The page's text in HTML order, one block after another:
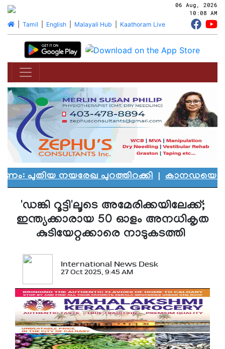
06 Aug, 2026
10:08 AM
| Tamil English| Malayali Hub Kaathoram Live
നയരേഖ പുറത്തിറക്കി|കാനഡയെ
'ഡങ്കി റൂട്ടി'ലൂടെ അമേരിക്കയിലേക്ക്;
ഇന്ത്യക്കാരായ 50 ഓളം അനധികൃത
കുടിയേറ്റക്കാരെ നാടുകടത്തി
International News Desk
27 Oct 2025, 9:45 AM